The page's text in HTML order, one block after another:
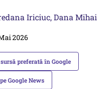
Iriciuc,Dana Mihai
2026
preferată în Google
Google News